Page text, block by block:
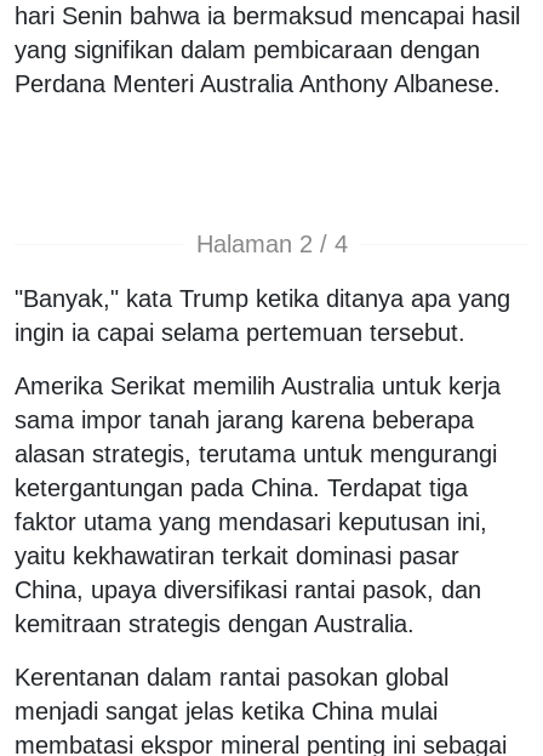
hari Senin bahwa ia bermaksud mencapai hasil
yang signifikan dalam pembicaraan dengan
Perdana Menteri Australia Anthony Albanese.
Halaman 2 / 4
"Banyak," kata Trump ketika ditanya apa yang
ingin ia capai selama pertemuan tersebut.
Amerika Serikat memilih Australia untuk kerja
sama impor tanah jarang karena beberapa
alasan strategis, terutama untuk mengurangi
ketergantungan pada China. Terdapat tiga
faktor utama yang mendasari keputusan ini,
yaitu kekhawatiran terkait dominasi pasar
China, upaya diversifikasi rantai pasok, dan
kemitraan strategis dengan Australia.
Kerentanan dalam rantai pasokan global
menjadi sangat jelas ketika China mulai
membatasi ekspor mineral penting ini sebagai